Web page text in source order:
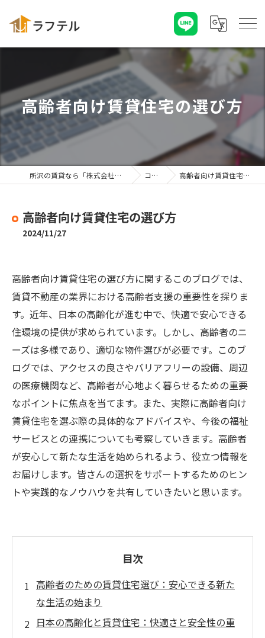
高齢者向け賃貸住宅の選び方
所沢の賃貸なら「株式会社ラフテル」 コラム 高齢者向け賃貸住宅の選び方
高齢者向け賃貸住宅の選び方
2024/11/27
高齢者向け賃貸住宅の選び方に関するこのブログでは、
賃貸不動産の業界における高齢者支援の重要性を探りま
す。近年、日本の高齢化が進む中で、快適で安心できる
住環境の提供が求められています。しかし、高齢者のニ
ーズは多様であり、適切な物件選びが必要です。このブ
ログでは、アクセスの良さやバリアフリーの設備、周辺
の医療機関など、高齢者が心地よく暮らせるための重要
なポイントに焦点を当てます。また、実際に高齢者向け
賃貸住宅を選ぶ際の具体的なアドバイスや、今後の福祉
サービスとの連携についても考察していきます。高齢者
が安心して新たな生活を始められるよう、役立つ情報を
お届けします。皆さんの選択をサポートするためのヒン
トや実践的なノウハウを共有していきたいと思います。
目次
高齢者のための賃貸住宅選び：安心できる新た
な生活の始まり
日本の高齢化と賃貸住宅：快適さと安全性の重